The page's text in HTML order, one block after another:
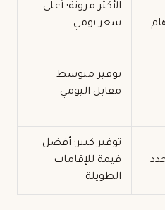
الأكثر مرونة؛ أعلى
سعر يومي
توفير متوسط
مقابل اليومي
توفير كبير؛ أفضل
قيمة للإقامات
الطويلة